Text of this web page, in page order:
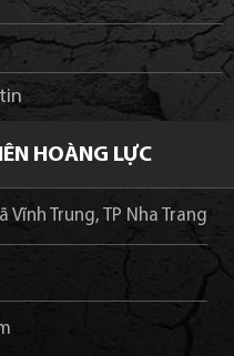
HOÀNG LỰC
Trung, TP Nha Trang